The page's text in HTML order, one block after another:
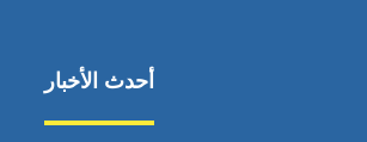
أحدث الأخبار